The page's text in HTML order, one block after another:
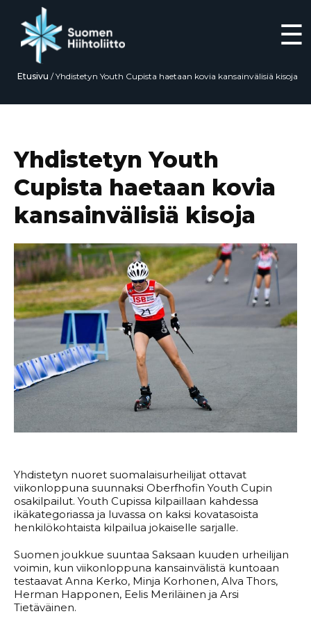
☰
Etusivu /Yhdistetyn Youth Cupista haetaan kovia kansainvälisiä kisoja
Yhdistetyn Youth
Cupista haetaan kovia
kansainvälisiä kisoja
Yhdistetyn nuoret suomalaisurheilijat ottavat
viikonloppuna suunnaksi Oberfhofin Youth Cupin
osakilpailut. Youth Cupissa kilpaillaan kahdessa
ikäkategoriassa ja luvassa on kaksi kovatasoista
henkilökohtaista kilpailua jokaiselle sarjalle.
Suomen joukkue suuntaa Saksaan kuuden urheilijan
voimin, kun viikonloppuna kansainvälistä kuntoaan
testaavat Anna Kerko, Minja Korhonen, Alva Thors,
Herman Happonen, Eelis Meriläinen ja Arsi
Tietäväinen.